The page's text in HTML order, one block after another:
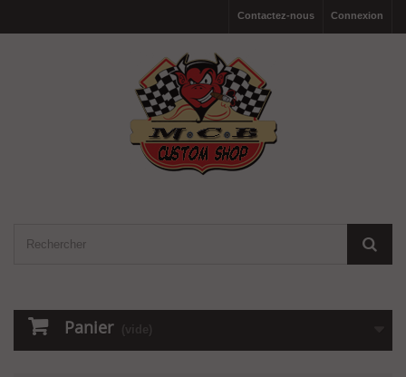
Connexion
Contactez-nous
Panier (vide)